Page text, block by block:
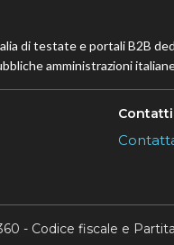
di testate e portali B2B
amministrazioni
Contatti
- Codice fiscale e